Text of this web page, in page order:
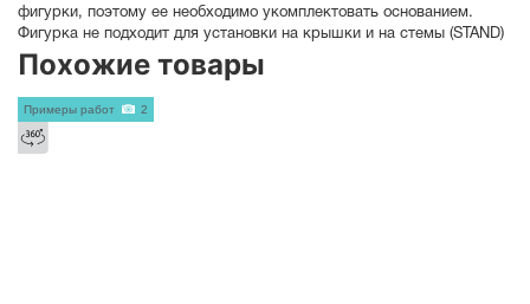
фигурки, поэтому ее необходимо укомплектовать основанием.
Фигурка не подходит для установки на крышки и на стемы (STAND)
Похожие товары
Примеры работ 2